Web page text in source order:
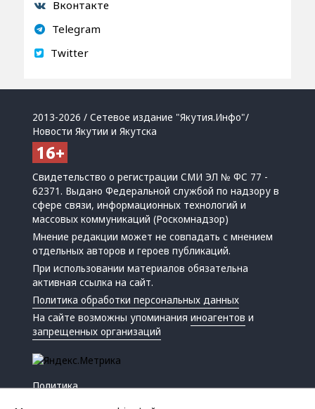
Вконтакте
Telegram
Twitter
2013-2026 / Сетевое издание "Якутия.Инфо"/
Новости Якутии и Якутска
Свидетельство о регистрации СМИ ЭЛ № ФС 77 -
62371. Выдано Федеральной службой по надзору в
сфере связи, информационных технологий и
массовых коммуникаций (Роскомнадзор)
Мнение редакции может не совпадать с мнением
отдельных авторов и героев публикаций.
При использовании материалов обязательна
активная ссылка на сайт.
Политика обработки персональных данных
На сайте возможны упоминанияиноагентов и
запрещенных организаций
Политика